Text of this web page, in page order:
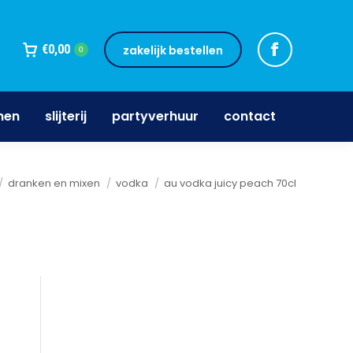
€0,00 0 zakelijk bestellen
slijterij partyverhuur contact
hier:
dranken en mixen vodka au vodka juicy peach 70cl